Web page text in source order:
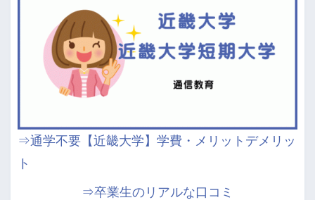
⇒通学不要【近畿大学】学費・メリットデメリッ
ト
⇒卒業生のリアルな口コミ